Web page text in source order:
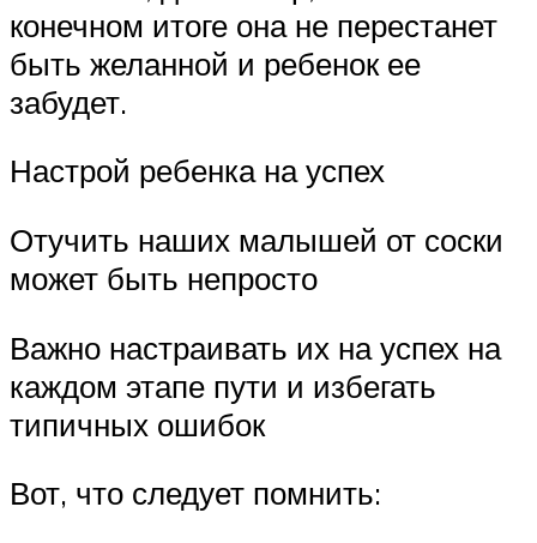
конечном итоге она не перестанет
быть желанной и ребенок ее
забудет.
Настрой ребенка на успех
Отучить наших малышей от соски
может быть непросто
Важно настраивать их на успех на
каждом этапе пути и избегать
типичных ошибок
Вот, что следует помнить: